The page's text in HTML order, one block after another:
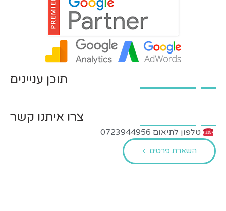
תוכן עניינים
צרו איתנו קשר
טלפון לתיאום 0723944956
השארת פרטים